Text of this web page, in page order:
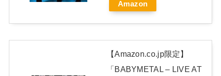
Amazon
【Amazon.co.jp限定】
「BABYMETAL – LIVE AT